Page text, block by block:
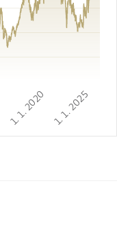
1. 1. 2020 1. 1. 2025